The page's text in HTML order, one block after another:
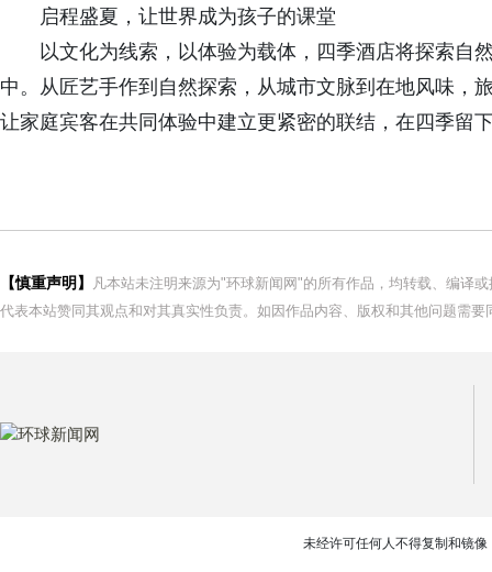
启程盛夏，让世界成为孩子的课堂
以文化为线索，以体验为载体，四季酒店将探索自
中。从匠艺手作到自然探索，从城市文脉到在地风味，
让家庭宾客在共同体验中建立更紧密的联结，在四季留
【慎重声明】
凡本站未注明来源为"环球新闻网"的所有作品，均转载、编译
代表本站赞同其观点和对其真实性负责。如因作品内容、版权和其他问题需
未经许可任何人不得复制和镜